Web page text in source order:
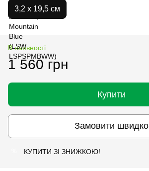
3,2 х 19,5 см
В наявності
1 560 грн
Купити
Замовити швидко
КУПИТИ ЗІ ЗНИЖКОЮ!